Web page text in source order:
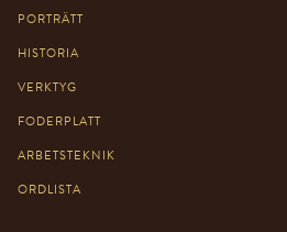
PORTRÄTT
HISTORIA
VERKTYG
FODERPLATT
ARBETSTEKNIK
ORDLISTA